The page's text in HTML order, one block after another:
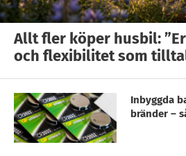
Allt fler köper husbil:
och flexibilitet som
Inbyggda
bränder –